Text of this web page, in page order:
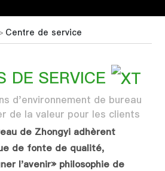
Centre de service
DE SERVICE
d'environnement de bureau
de la valeur pour les clients
de Zhongyi adhèrent
de fonte de qualité,
l'avenir» philosophie de